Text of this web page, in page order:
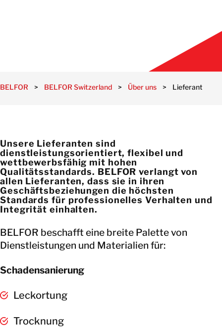
BELFOR > BELFOR Switzerland > Über uns > Lieferanten
Unsere Lieferanten sind
dienstleistungsorientiert, flexibel und
wettbewerbsfähig mit hohen
Qualitätsstandards. BELFOR verlangt von
allen Lieferanten, dass sie in ihren
Geschäftsbeziehungen die höchsten
Standards für professionelles Verhalten und
Integrität einhalten.
BELFOR beschafft eine breite Palette von
Dienstleistungen und Materialien für:
Schadensanierung
Leckortung
Trocknung